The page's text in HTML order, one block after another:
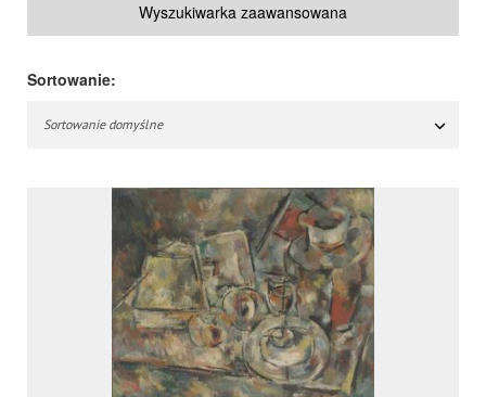
Wyszukiwarka zaawansowana
Sortowanie:
Sortowanie domyślne